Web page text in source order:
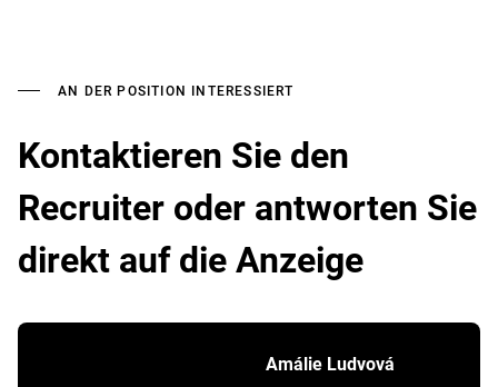
AN DER POSITION INTERESSIERT
Kontaktieren Sie den
Recruiter oder antworten Sie
direkt auf die Anzeige
Amálie Ludvová